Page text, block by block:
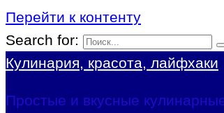
Перейти к контенту
Search for:
Кулинария, красота, лайфхаки
Простые и вкусные